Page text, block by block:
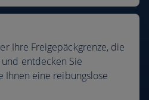
Ihre Freigepäckgrenze, die
entdecken Sie
Ihnen eine reibungslose